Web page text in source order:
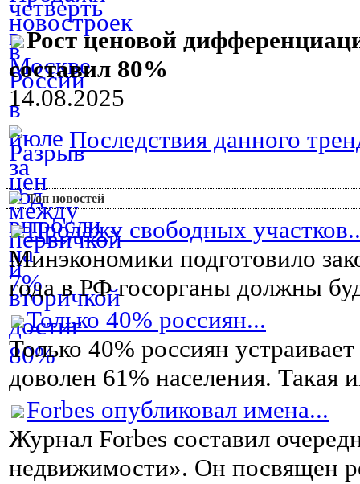
Рост ценовой
составил 80%
14.08.2025
Последствия данного
Топ новостей
Продажу свободных
Минэкономики подготовило
года в РФ госорганы должны
Только 40% россиян...
Только 40% россиян
доволен 61% населения. Такая
Forbes опубликовал имена...
Журнал Forbes составил
недвижимости». Он посвящен